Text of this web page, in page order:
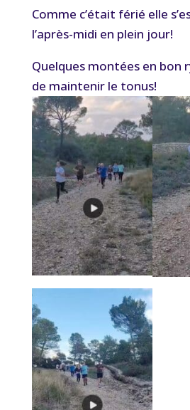
Comme c’était férié elle
l’après-midi en plein jour!
Quelques montées en bon
de maintenir le tonus!